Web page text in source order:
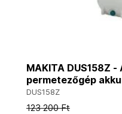
MAKITA DUS158Z
permetezőgép
DUS158Z
123 200 Ft